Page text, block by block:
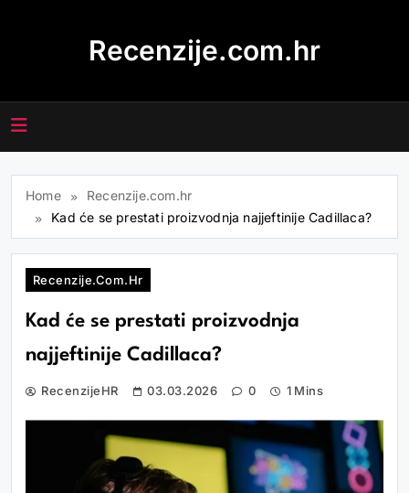
Recenzije.com.hr
Home
Recenzije.com.hr
Kad će se prestati proizvodnja najjeftinije Cadillaca?
Recenzije.com.hr
Kad će se prestati proizvodnja
najjeftinije Cadillaca?
RecenzijeHR 03.03.2026 0 1 Mins